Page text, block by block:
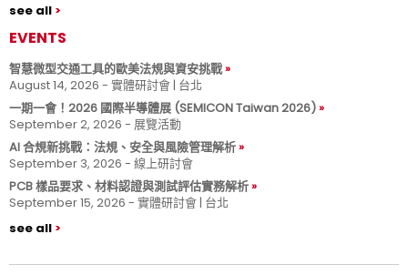
see all
EVENTS
智慧微型交通工具的歐美法規與資安挑戰
August 14, 2026 - 實體研討會 | 台北
一期一會！2026 國際半導體展 (SEMICON Taiwan 2026)
September 2, 2026 - 展覽活動
AI 合規新挑戰：法規、安全與風險管理解析
September 3, 2026 - 線上研討會
PCB 樣品要求、材料認證與測試評估實務解析
September 15, 2026 - 實體研討會 | 台北
see all